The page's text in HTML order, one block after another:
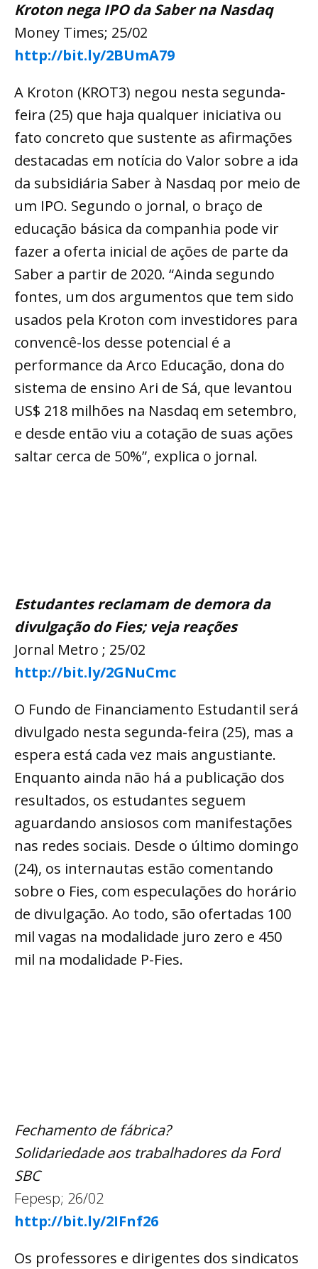
Kroton nega IPO da Saber na Nasdaq
Money Times; 25/02
http://bit.ly/2BUmA79
A Kroton (KROT3) negou nesta segunda-
feira (25) que haja qualquer iniciativa ou
fato concreto que sustente as afirmações
destacadas em notícia do Valor sobre a ida
da subsidiária Saber à Nasdaq por meio de
um IPO. Segundo o jornal, o braço de
educação básica da companhia pode vir
fazer a oferta inicial de ações de parte da
Saber a partir de 2020. “Ainda segundo
fontes, um dos argumentos que tem sido
usados pela Kroton com investidores para
convencê-los desse potencial é a
performance da Arco Educação, dona do
sistema de ensino Ari de Sá, que levantou
US$ 218 milhões na Nasdaq em setembro,
e desde então viu a cotação de suas ações
saltar cerca de 50%”, explica o jornal.
Estudantes reclamam de demora da
divulgação do Fies; veja reações
Jornal Metro ; 25/02
http://bit.ly/2GNuCmc
O Fundo de Financiamento Estudantil será
divulgado nesta segunda-feira (25), mas a
espera está cada vez mais angustiante.
Enquanto ainda não há a publicação dos
resultados, os estudantes seguem
aguardando ansiosos com manifestações
nas redes sociais. Desde o último domingo
(24), os internautas estão comentando
sobre o Fies, com especulações do horário
de divulgação. Ao todo, são ofertadas 100
mil vagas na modalidade juro zero e 450
mil na modalidade P-Fies.
Fechamento de fábrica?
Solidariedade aos trabalhadores da Ford
SBC
Fepesp; 26/02
http://bit.ly/2IFnf26
Os professores e dirigentes dos sindicatos